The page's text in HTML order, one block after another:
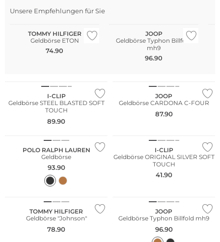
Unsere Empfehlungen für Sie
TOMMY HILFIGER
Geldbörse ETON
74.90
JOOP
Geldbörse Typhon Billfold
mh9
96.90
I-CLIP
Geldbörse STEEL BLASTED SOFT
TOUCH
89.90
JOOP
Geldbörse CARDONA C-FOUR
87.90
POLO RALPH LAUREN
Geldbörse
93.90
I-CLIP
Geldbörse ORIGINAL SILVER SOFT
TOUCH
41.90
TOMMY HILFIGER
Geldbörse "Johnson"
78.90
JOOP
Geldbörse Typhon Billfold mh9
96.90